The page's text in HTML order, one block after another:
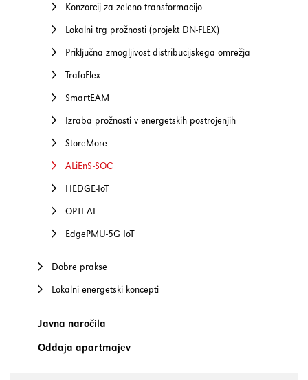
Konzorcij za zeleno transformacijo
Lokalni trg prožnosti (projekt DN-FLEX)
Priključna zmogljivost distribucijskega omrežja
TrafoFlex
SmartEAM
Izraba prožnosti v energetskih postrojenjih
StoreMore
ALiEnS-SOC
HEDGE-IoT
OPTI-AI
EdgePMU-5G IoT
Dobre prakse
Lokalni energetski koncepti
Javna naročila
Oddaja apartmajev